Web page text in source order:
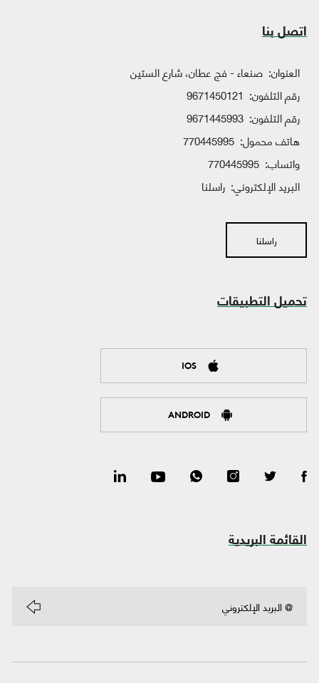
اتصل بنا
العنوان: صنعاء - فج عطان، شارع الستين
رقم التلفون: 9671450121
رقم التلفون: 9671445993
هاتف محمول: 770445995
واتساب:
البريد الإلكتروني: راسلنا
راسلنا
تحميل التطبيقات
IOS
ANDROID
القائمة البريدية